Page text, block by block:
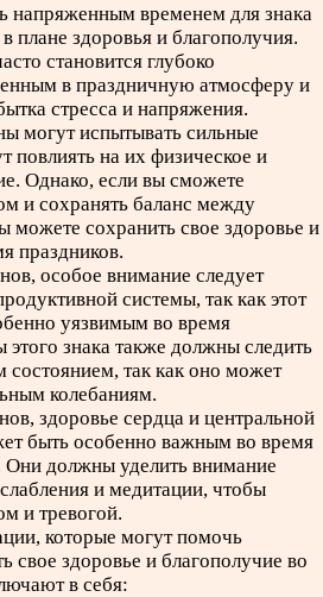
напряженным временем для знака
плане здоровья и благополучия.
становится глубоко
в праздничную атмосферу и
стресса и напряжения.
могут испытывать сильные
повлиять на их физическое и
Однако, если вы сможете
и сохранять баланс между
можете сохранить свое здоровье и
праздников.
особое внимание следует
системы, так как этот
уязвимым во время
знака также должны следить
состоянием, так как оно может
колебаниям.
здоровье сердца и центральной
быть особенно важным во время
Они должны уделить внимание
и медитации, чтобы
и тревогой.
которые могут помочь
свое здоровье и благополучие во
в себя: